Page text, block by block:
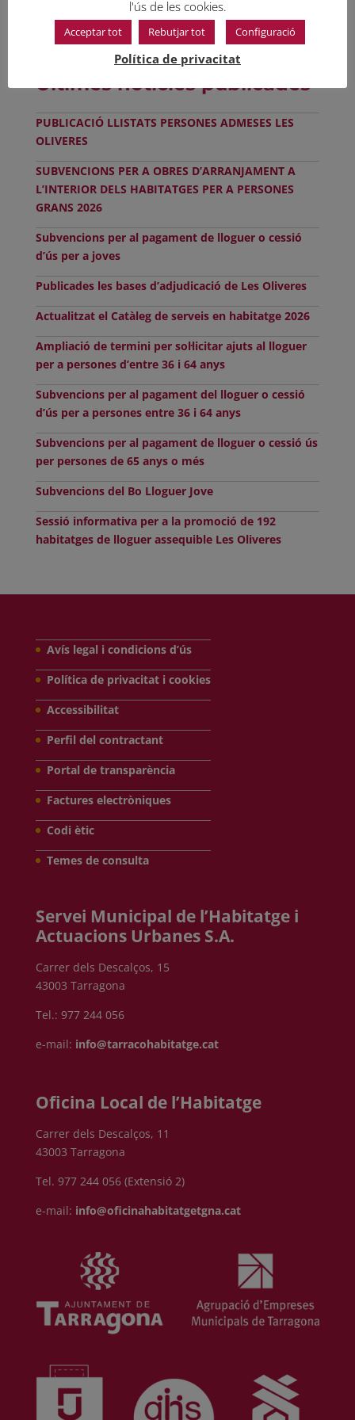
Últimes notícies publicades
PUBLICACIÓ LLISTATS PERSONES ADMESES LES
OLIVERES
SUBVENCIONS PER A OBRES D’ARRANJAMENT A
L’INTERIOR DELS HABITATGES PER A PERSONES
GRANS 2026
Subvencions per al pagament de lloguer o cessió
d’ús per a joves
Publicades les bases d’adjudicació de Les Oliveres
Actualitzat el Catàleg de serveis en habitatge 2026
Ampliació de termini per sol·licitar ajuts al lloguer
per a persones d’entre 36 i 64 anys
Subvencions per al pagament del lloguer o cessió
d’ús per a persones entre 36 i 64 anys
Subvencions per al pagament de lloguer o cessió ús
per persones de 65 anys o més
Subvencions del Bo Lloguer Jove
Sessió informativa per a la promoció de 192
habitatges de lloguer assequible Les Oliveres
Avís legal i condicions d’ús
Política de privacitat i cookies
Accessibilitat
Perfil del contractant
Portal de transparència
Factures electròniques
Codi ètic
Temes de consulta
Servei Municipal de l’Habitatge i
Actuacions Urbanes S.A.
Carrer dels Descalços, 15
43003 Tarragona
Tel.: 977 244 056
e-mail: info@tarracohabitatge.cat
Oficina Local de l’Habitatge
Carrer dels Descalços, 11
43003 Tarragona
Tel. 977 244 056 (Extensió 2)
e-mail: info@oficinahabitatgetgna.cat
l'ús de les cookies.
Acceptar tot Rebutjar tot Configuració
Política de privacitat